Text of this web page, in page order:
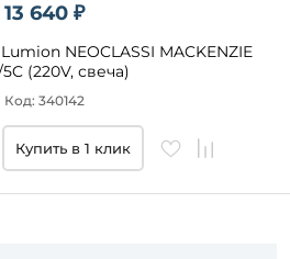
13 640 ₽
NEOCLASSI MACKENZIE
(220V, свеча)
Код: 340142
Купить в 1 клик